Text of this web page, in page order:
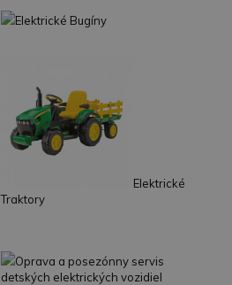
Elektrické Bugíny
Elektrické
Traktory
Oprava a posezónny servis
detských elektrických vozidiel